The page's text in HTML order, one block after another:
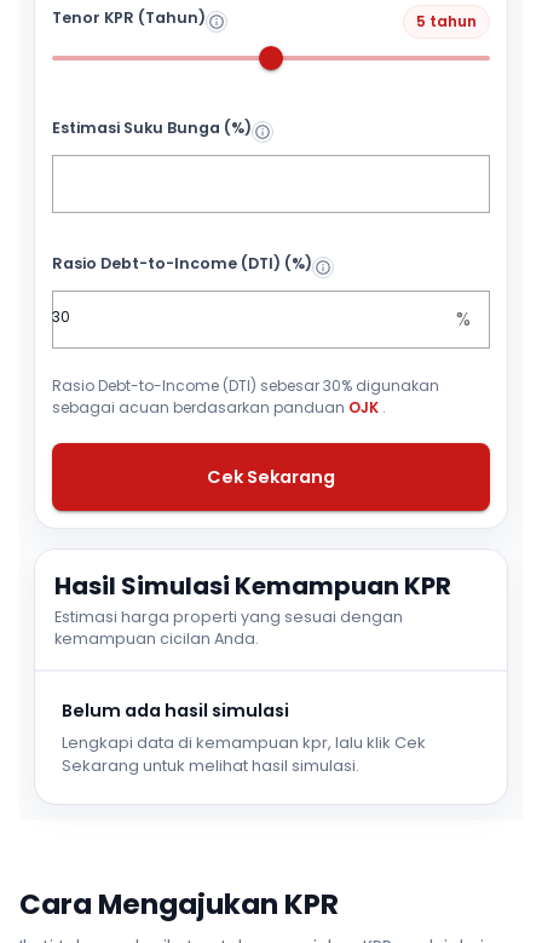
Tenor KPR (Tahun) 5 tahun
Estimasi Suku Bunga (%)
Rasio Debt-to-Income (DTI) (%)
%
Rasio Debt-to-Income (DTI) sebesar 30% digunakan
sebagai acuan berdasarkan panduan OJK .
Cek Sekarang
Hasil Simulasi Kemampuan KPR
Estimasi harga properti yang sesuai dengan
kemampuan cicilan Anda.
Belum ada hasil simulasi
Lengkapi data di kemampuan kpr, lalu klik Cek
Sekarang untuk melihat hasil simulasi.
Cara Mengajukan KPR